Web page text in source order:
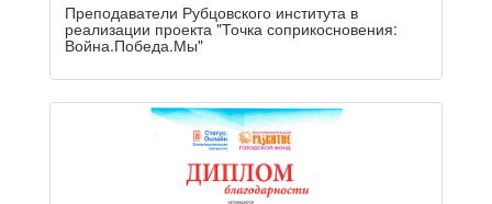
Преподаватели Рубцовского института в
реализации проекта "Точка соприкосновения:
Война.Победа.Мы"